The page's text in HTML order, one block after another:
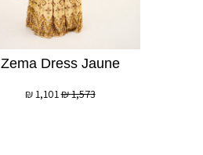
Zema Dress Jaune
1,573
₪
1,101
₪